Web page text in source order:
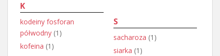
K
kodeiny fosforan
półwodny (1)
kofeina (1)
S
sacharoza (1)
siarka (1)